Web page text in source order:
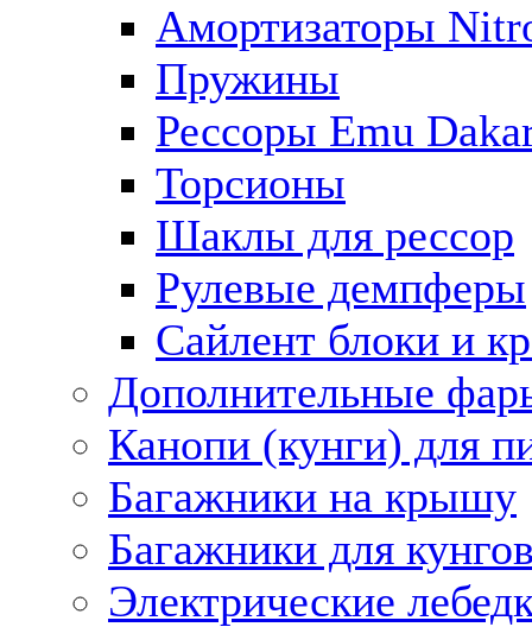
Амортизаторы
Пружины
Рессоры Emu
Торсионы
Шаклы для рессор
Рулевые демпферы
Сайлент блоки и
Дополнительные
Канопи (кунги) для
Багажники на крышу
Багажники для
Электрические